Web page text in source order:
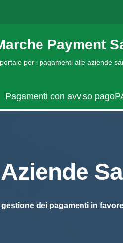
Payment
per i pagamenti alle aziende
Pagamenti con avviso
dei pagamenti in